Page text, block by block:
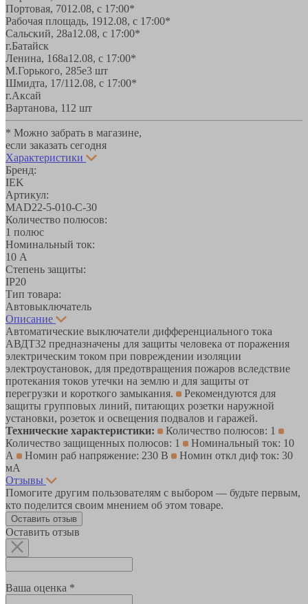
Портовая, 7012.08, с 17:00*
Рабочая площадь, 1912.08, с 17:00*
Сальский, 28a12.08, с 17:00*
г.Батайск
Ленина, 168а12.08, с 17:00*
М.Горького, 285е3 шт
Шмидта, 17/112.08, с 17:00*
г.Аксай
Вартанова, 11 2 шт
* Можно забрать в магазине,
если заказать сегодня
Характеристики
Бренд:
IEK
Артикул:
MAD22-5-010-C-30
Количество полюсов:
1 полюс
Номинальный ток:
10 А
Степень защиты:
IP20
Тип товара:
Автовыключатель
Описание
Автоматические выключатели дифференциального тока
АВДТ32 предназначены для защиты человека от поражения
электрическим током при повреждении изоляции
электроустановок, для предотвращения пожаров вследствие
протекания токов утечки на землю и для защиты от
перегрузки и короткого замыкания.
Рекомендуются для
защиты групповых линий, питающих розетки наружной
установки, розеток и освещения подвалов и гаражей.
Технические характеристики:
Количество полюсов: 1
Количество защищенных полюсов: 1
Номинальный ток: 10
А
Номин раб напряжение: 230 В
Номин откл диф ток: 30
мА
Отзывы
Помогите другим пользователям с выбором — будьте первым,
кто поделится своим мнением об этом товаре.
Оставить отзыв
Оставить отзыв
Ваша оценка *